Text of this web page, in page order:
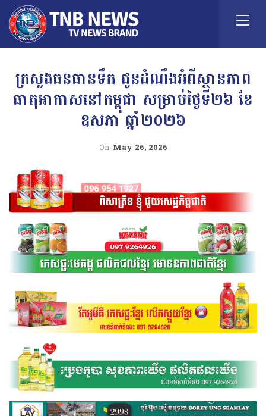
ក្រសួងធនធានទឹក ជូនដំណឹងអំពីស្ថានភាព
ធាតុអាកាសនៅកម្ពុជា សម្រាប់ថ្ងៃទី២៦ ខែ
ឧសភា ឆ្នាំ២០២៦
On May 26, 2026